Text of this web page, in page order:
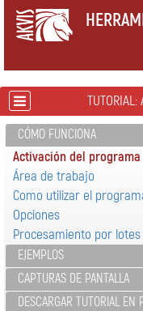
TUTORIAL:
CÓMO FUNCIONA
Activación del programa
Área de trabajo
Como utilizar el
Opciones
Procesamiento por lotes
EJEMPLOS
CAPTURAS DE PANTALLA
DESCARGAR TUTORIAL EN